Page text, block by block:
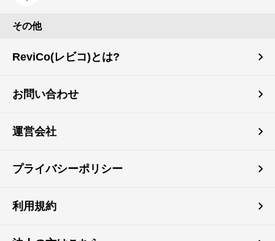
その他
ReviCo(レビコ)とは?
お問い合わせ
運営会社
プライバシーポリシー
利用規約